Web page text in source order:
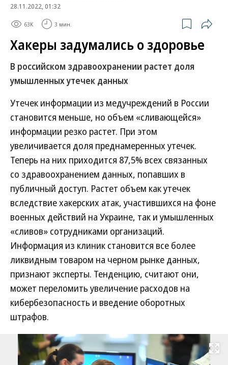
28.11.2022, 01:32
63K 3 мин.
Хакеры задумались о здоровье
В российском здравоохранении растет доля
умышленных утечек данных
Утечек информации из медучреждений в России
становится меньше, но объем «сливающейся»
информации резко растет. При этом
увеличивается доля преднамеренных утечек.
Теперь на них приходится 87,5% всех связанных
со здравоохранением данных, попавших в
публичный доступ. Растет объем как утечек
вследствие хакерских атак, участившихся на фоне
военных действий на Украине, так и умышленных
«сливов» сотрудниками организаций.
Информация из клиник становится все более
ликвидным товаром на черном рынке данных,
признают эксперты. Тенденцию, считают они,
может переломить увеличение расходов на
кибербезопасность и введение оборотных
штрафов.
Развернуть